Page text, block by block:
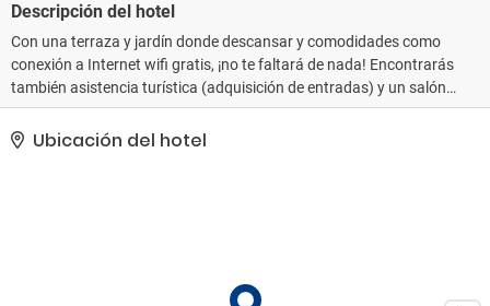
Descripción del hotel
Con una terraza y jardín donde descansar y comodidades como
conexión a Internet wifi gratis, ¡no te faltará de nada! Encontrarás
también asistencia turística (adquisición de entradas) y un salón
de eventos.. La clasificación oficial por estrellas de este
alojamiento ha sido otorgada por ATOUT France, la agencia de
Ubicación del hotel